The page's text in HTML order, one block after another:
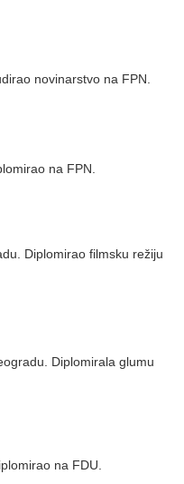
novinarstvo na FPN.
na FPN.
Diplomirao filmsku režiju
Diplomirala glumu
na FDU.